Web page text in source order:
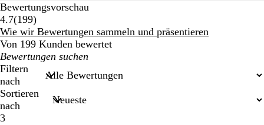
Bewertungsvorschau
4.7(199199
Bewertungen
)
Wie wir Bewertungen sammeln und präsentieren
Von 199 Kunden bewertet
Meine
Sucheingaben
Filtern
nach
Sortieren
nach
3